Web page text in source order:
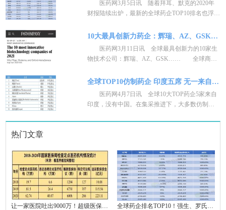
医药网3月5日讯 随着拜耳、默克的2020年
财报陆续出炉，最新的全球药企TOP10排名也浮出
化。 若按照总收入计，
10大最具创新力药企：辉瑞、AZ、GSK…
医药网3月11日讯 全球最具创新力的10家生
物技术公司：辉瑞、AZ、GSK…… 全球商业
的公司在过去
全球TOP10仿制药企 印度五席 无一来自中国！
医药网4月7日讯 全球10大TOP药企5家来自
印度，没有中国。在集采推进下，大多数仿制药
的春天在哪里？中国
热门文章
让一家医院吐出9000万！超级医保局的三年“打虎记” 全球药企排名TOP10！强生、罗氏、诺华……